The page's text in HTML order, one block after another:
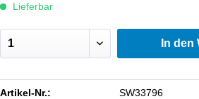
Lieferbar
In den
Artikel-Nr.: SW33796